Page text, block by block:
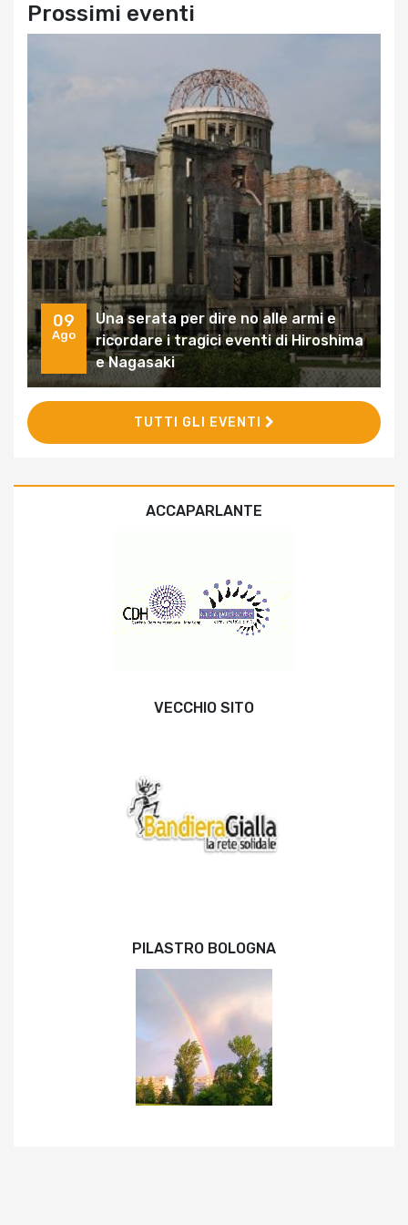
Prossimi eventi
09
Ago
Una serata per dire no alle armi e
ricordare i tragici eventi di Hiroshima
e Nagasaki
TUTTI GLI EVENTI
ACCAPARLANTE
VECCHIO SITO
PILASTRO BOLOGNA